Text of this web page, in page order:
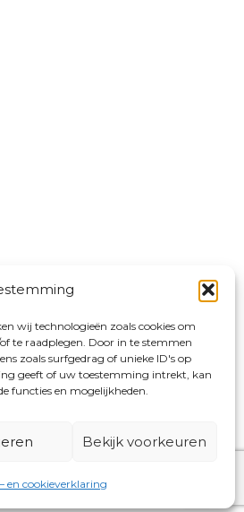
wij technologieën zoals cookies om
te raadplegen. Door in te stemmen
zoals surfgedrag of unieke ID's op
geeft of uw toestemming intrekt, kan
functies en mogelijkheden.
Bekijk voorkeuren
en cookieverklaring